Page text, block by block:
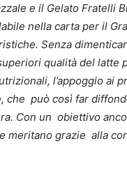
e il Gelato Fratelli
nella carta per il
Senza
qualità del latte
l’appoggio ai
che può così far
Con un obiettivo
meritano grazie alla